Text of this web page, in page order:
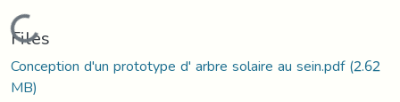
Loading...
Files
Conception d'un prototype d' arbre solaire au sein.pdf(2.62
MB)